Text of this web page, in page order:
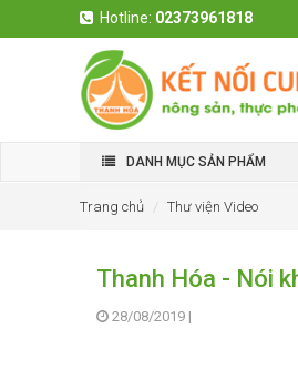
Hotline: 02373961818
DANH MỤC SẢN PHẨM
Trang chủ Thư viện Video
Thanh Hóa - Nói
28/08/2019 |